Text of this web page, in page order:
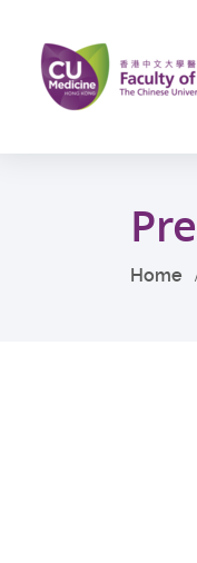
main
content
Home